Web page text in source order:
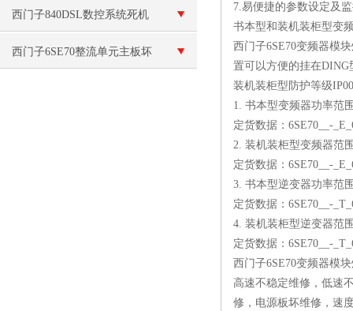
显示故障代码
西门子840DSL数控系统死机
西门子6SE70整流单元主板坏
7.易便捷的参数设定及
书本型和装机装柜型变
西门子6SE70变频器模
置可以方便的挂在DING
装机装柜型防护等级
1. 书本型变频器功率范
定货数据：6SE70__-
2. 装机装柜型变频器范
定货数据：6SE70__-
3. 书本型逆变器功率范
定货数据：6SE70__-
4. 装机装柜型逆变器范
定货数据：6SE70__-
西门子6SE70变频器模
高速不稳定维修，低速
修，电源板坏维修，速